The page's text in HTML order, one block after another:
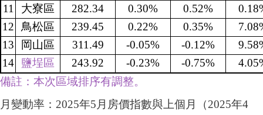
11
大寮區 282.34 0.30% 0.52%
12
鳥松區 239.45 0.22% 0.35%
13
岡山區 311.49 -0.05% -0.12%
14
鹽埕區 243.92 -0.23% -0.75%
備註：本次區域排序有調整。
月變動率：2025年5月房價指數與上個月（2025年4